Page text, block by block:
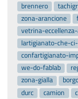
brennero
zona-arancione
vetrina-
lartigianato-che-
confartigianato-
we-do-fablab
zona-gialla
durc
camion